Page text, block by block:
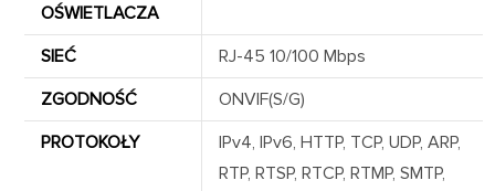
OŚWIETLACZA
SIEĆ
RJ-45 10/100 Mbps
ZGODNOŚĆ
ONVIF(S/G)
PROTOKOŁY
IPv4, IPv6, HTTP, TCP, UDP, ARP,
RTP, RTSP, RTCP, RTMP, SMTP,